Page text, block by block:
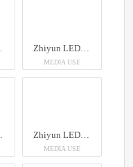
X60 Zhiyun LED Molus X60
MEDIA USE
X60 Zhiyun LED Molus X60
MEDIA USE